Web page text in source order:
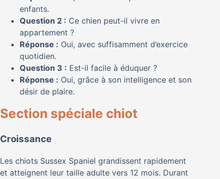
enfants.
Question 2 : Ce chien peut-il vivre en
appartement ?
Réponse : Oui, avec suffisamment d’exercice
quotidien.
Question 3 : Est-il facile à éduquer ?
Réponse : Oui, grâce à son intelligence et son
désir de plaire.
Section spéciale chiot
Croissance
Les chiots Sussex Spaniel grandissent rapidement
et atteignent leur taille adulte vers 12 mois. Durant